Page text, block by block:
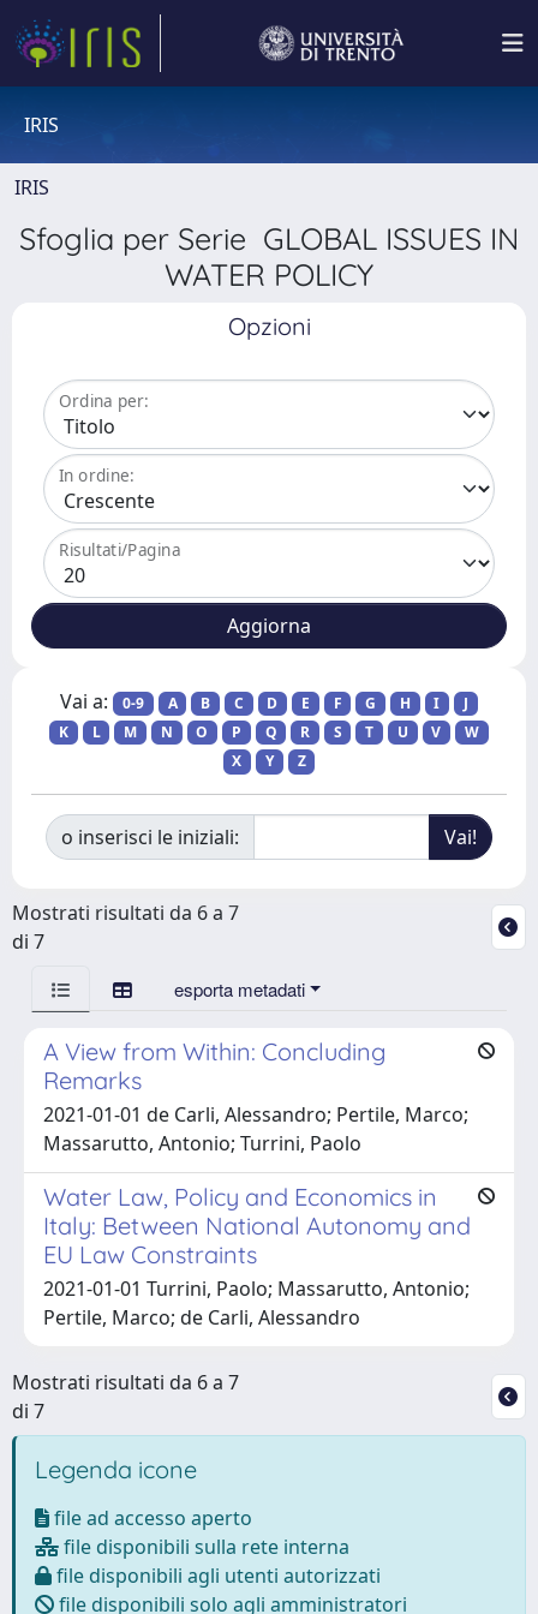
IRIS
IRIS
Sfoglia per Serie GLOBAL ISSUES IN
WATER POLICY
Opzioni
Ordina per:
In ordine:
Risultati/Pagina
Vai a: 0-9 A B C D E F G H I
J
K
L M N O P Q R S T U V
W
X
Y Z
o inserisci le iniziali:
Mostrati risultati da 6 a 7
di 7
esporta metadati
A View from Within: Concluding
Remarks
2021-01-01 de Carli, Alessandro; Pertile, Marco;
Massarutto, Antonio; Turrini, Paolo
Water Law, Policy and Economics in
Italy: Between National Autonomy and
EU Law Constraints
2021-01-01 Turrini, Paolo; Massarutto, Antonio;
Pertile, Marco; de Carli, Alessandro
Mostrati risultati da 6 a 7
di 7
Legenda icone
file ad accesso aperto
file disponibili sulla rete interna
file disponibili agli utenti autorizzati
file disponibili solo agli amministratori